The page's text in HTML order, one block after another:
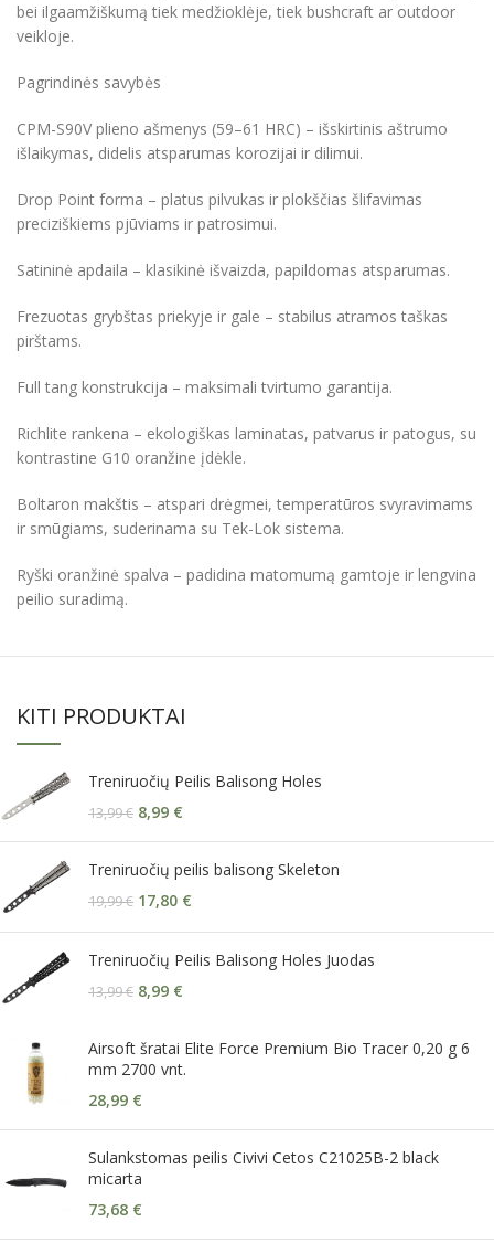
bei ilgaamžiškumą tiek medžioklėje, tiek bushcraft ar outdoor
veikloje.
Pagrindinės savybės
CPM-S90V plieno ašmenys (59–61 HRC) – išskirtinis aštrumo
išlaikymas, didelis atsparumas korozijai ir dilimui.
Drop Point forma – platus pilvukas ir plokščias šlifavimas
preciziškiems pjūviams ir patrosimui.
Satininė apdaila – klasikinė išvaizda, papildomas atsparumas.
Frezuotas grybštas priekyje ir gale – stabilus atramos taškas
pirštams.
Full tang konstrukcija – maksimali tvirtumo garantija.
Richlite rankena – ekologiškas laminatas, patvarus ir patogus, su
kontrastine G10 oranžine įdėkle.
Boltaron makštis – atspari drėgmei, temperatūros svyravimams
ir smūgiams, suderinama su Tek-Lok sistema.
Ryški oranžinė spalva – padidina matomumą gamtoje ir lengvina
peilio suradimą.
KITI PRODUKTAI
Treniruočių Peilis Balisong Holes
13,99€ 8,99 €
Treniruočių peilis balisong Skeleton
19,99€ 17,80 €
Treniruočių Peilis Balisong Holes Juodas
13,99€ 8,99 €
Airsoft šratai Elite Force Premium Bio Tracer 0,20 g 6
mm 2700 vnt.
28,99 €
Sulankstomas peilis Civivi Cetos C21025B-2 black
micarta
73,68 €